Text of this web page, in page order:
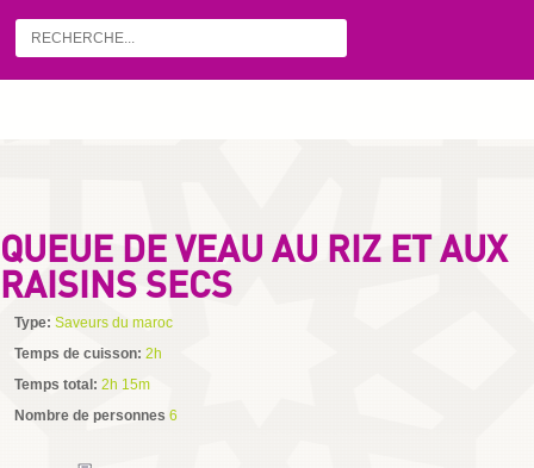
QUEUE DE VEAU AU RIZ ET AUX
RAISINS SECS
Type: Saveurs du maroc
Temps de cuisson: 2h
Temps total: 2h 15m
Nombre de personnes 6